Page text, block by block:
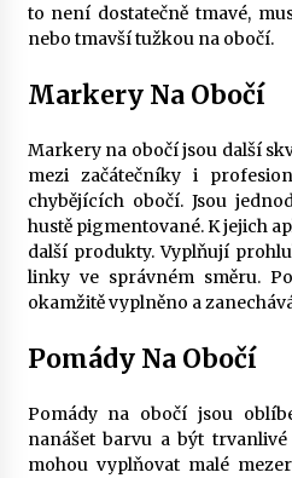
to není dostatečně tmavé,
nebo tmavší tužkou na obočí.
Markery Na Obočí
Markery na obočí jsou další
mezi začátečníky i
chybějících obočí. Jsou
hustě pigmentované. K jejich
další produkty. Vyplňují
linky ve správném směru.
okamžitě vyplněno a
Pomády Na Obočí
Pomády na obočí jsou
nanášet barvu a být
mohou vyplňovat malé